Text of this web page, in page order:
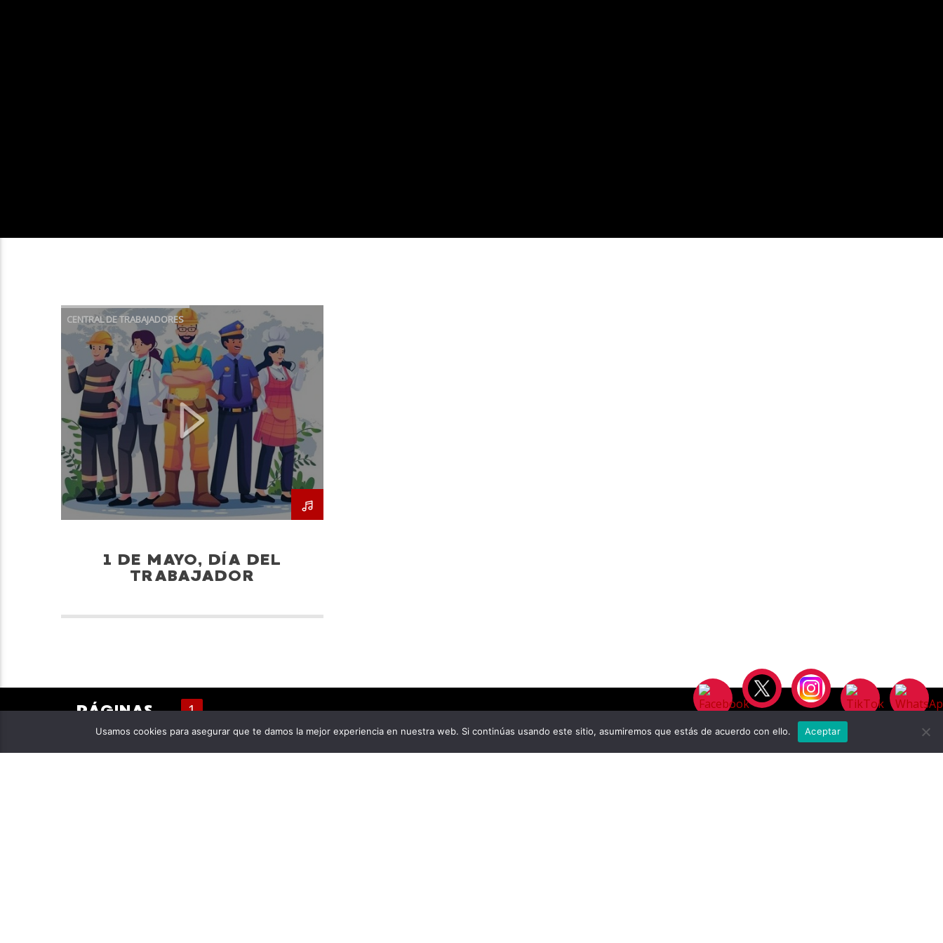
CENTRAL DE TRABAJADORES
CONMEMORACIÓN
CUT
DERECHOS
TRABAJADOR
TRABAJO TRATO DIGNO
1 DE MAYO, DÍA DEL
TRABAJADOR
PÁGINAS 1
Usamos cookies para asegurar que te damos la mejor experiencia en nuestra web. Si continúas usando este sitio, asumiremos que estás de acuerdo con ello. Aceptar